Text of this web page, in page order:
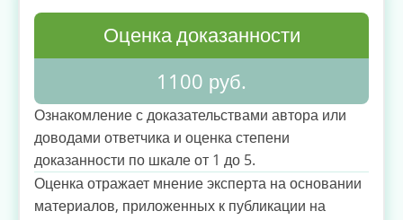
Оценка доказанности
1100 руб.
Ознакомление с доказательствами автора или
доводами ответчика и оценка степени
доказанности по шкале от 1 до 5.
Оценка отражает мнение эксперта на основании
материалов, приложенных к публикации на